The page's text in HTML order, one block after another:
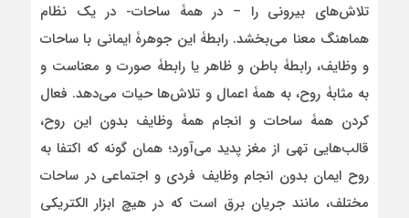
تلاش‌های بیرونی را – در همۀ ساحات- در یک نظام
هماهنگ معنا می‌بخشد. رابطۀ این جوهرۀ ایمانی با ساحات
و وظایف، رابطۀ باطن و ظاهر یا رابطۀ صورت و معناست و
به مثابۀ روح، به همۀ اعمال و تلاش‌ها حیات می‌دهد. فعال
کردن همۀ ساحات و انجام همۀ وظایف بدون این روح،
قالب‌هایی تهی از مغز پدید می‌آورد؛ همان گونه که اکتفا به
روح ایمان بدون انجام وظایف فردی و اجتماعی در ساحات
مختلف، مانند جریان برق است که در هیچ ابزار الکتریکی